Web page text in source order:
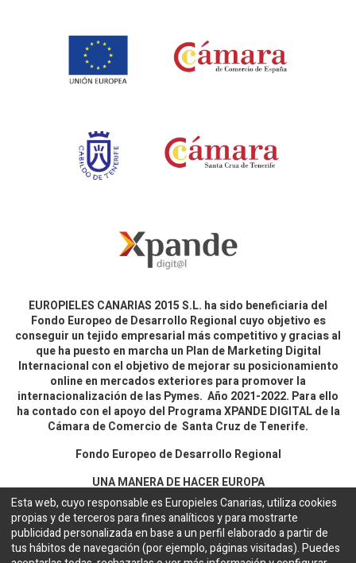
EUROPIELES CANARIAS 2015 S.L. ha sido beneficiaria del
Fondo Europeo de Desarrollo Regional cuyo objetivo es
conseguir un tejido empresarial más competitivo y gracias al
que ha puesto en marcha un Plan de Marketing Digital
Internacional con el objetivo de mejorar su posicionamiento
online en mercados exteriores para promover la
internacionalización de las Pymes. Año 2021-2022. Para ello
ha contado con el apoyo del Programa XPANDE DIGITAL de la
Cámara de Comercio de Santa Cruz de Tenerife.
Fondo Europeo de Desarrollo Regional
UNA MANERA DE HACER EUROPA
Aviso legal y política de privacidad
Esta web, cuyo responsable es Europieles Canarias, utiliza cookies
propias y de terceros para fines analíticos y para mostrarte
publicidad personalizada en base a un perfil elaborado a partir de
tus hábitos de navegación (por ejemplo, páginas visitadas). Puedes